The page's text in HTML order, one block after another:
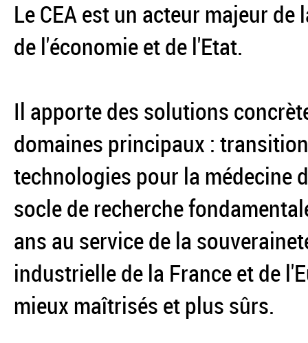
Le CEA est un acteur majeur
de l'économie et de l'Etat.
Il apporte des solutions
domaines principaux :
technologies pour la médecine
socle de recherche
ans au service de la
industrielle de la France et de
mieux maîtrisés et plus sûrs.